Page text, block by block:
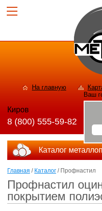
На главную
Ваш
Киров
8 (800) 555-59-82
Каталог
Главная / Каталог / Профнастил
Профнастил
покрытием